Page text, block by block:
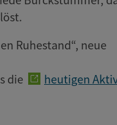
Ruhestand“, neue
die
heutigen